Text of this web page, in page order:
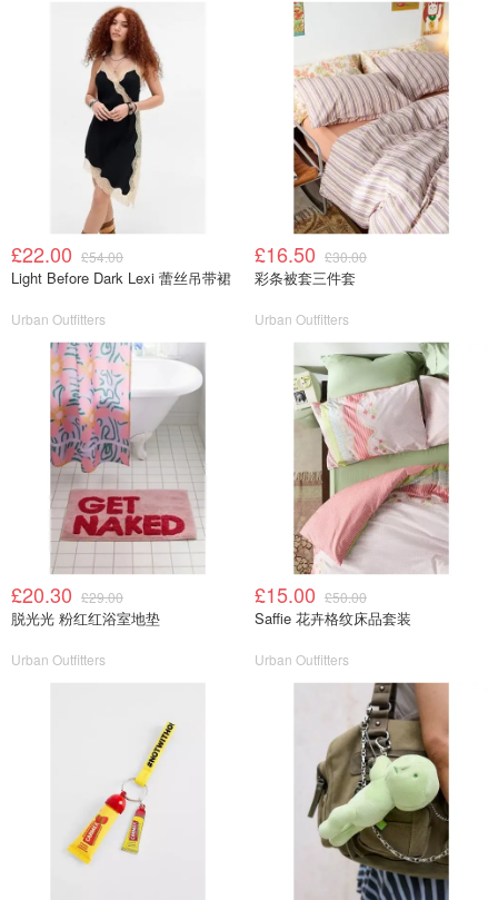
£22.00 £54.00
Light Before Dark Lexi 蕾丝吊带裙
Urban Outfitters
£16.50 £30.00
彩条被套三件套
Urban Outfitters
£20.30 £29.00
脱光光 粉红红浴室地垫
Urban Outfitters
£15.00 £50.00
Saffie 花卉格纹床品套装
Urban Outfitters